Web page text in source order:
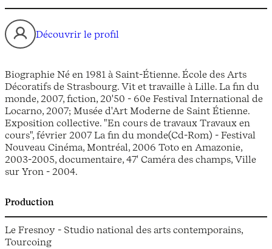
Découvrir le profil
Biographie Né en 1981 à Saint-Étienne. École des Arts
Décoratifs de Strasbourg. Vit et travaille à Lille. La fin du
monde, 2007, fiction, 20'50 - 60e Festival International de
Locarno, 2007; Musée d'Art Moderne de Saint Étienne.
Exposition collective. "En cours de travaux Travaux en
cours", février 2007 La fin du monde(Cd-Rom) - Festival
Nouveau Cinéma, Montréal, 2006 Toto en Amazonie,
2003-2005, documentaire, 47' Caméra des champs, Ville
sur Yron - 2004.
Production
Le Fresnoy - Studio national des arts contemporains,
Tourcoing